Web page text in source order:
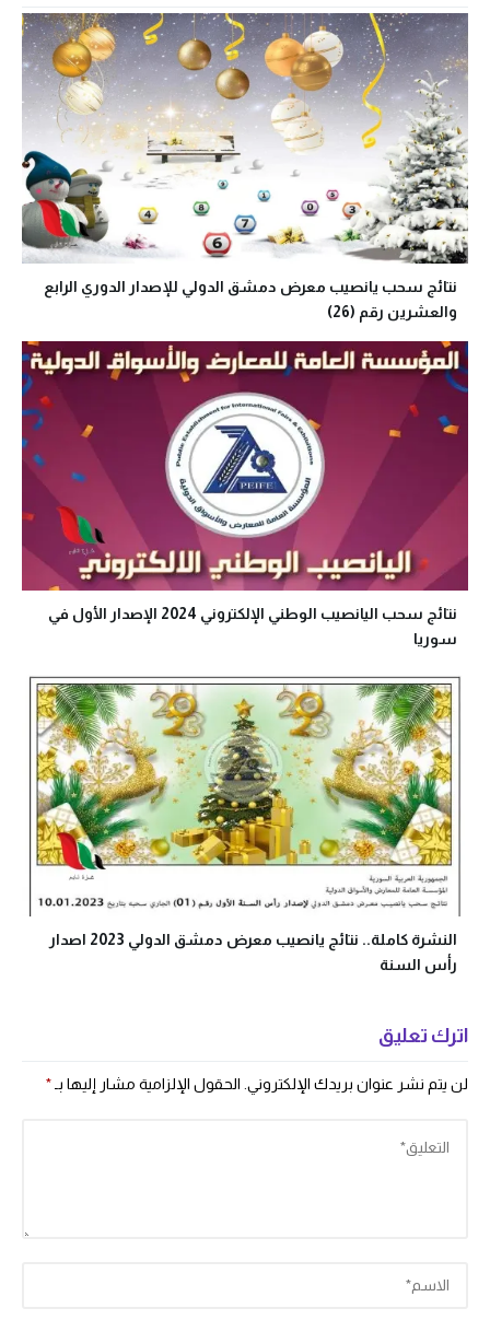
نتائج سحب يانصيب معرض دمشق الدولي للإصدار الدوري الرابع
والعشرين رقم (26)
نتائج سحب اليانصيب الوطني الإلكتروني 2024 الإصدار الأول في
سوريا
النشرة كاملة.. نتائج يانصيب معرض دمشق الدولي 2023 اصدار
رأس السنة
اترك تعليق
لن يتم نشر عنوان بريدك الإلكتروني. الحقول الإلزامية مشار إليها بـ*